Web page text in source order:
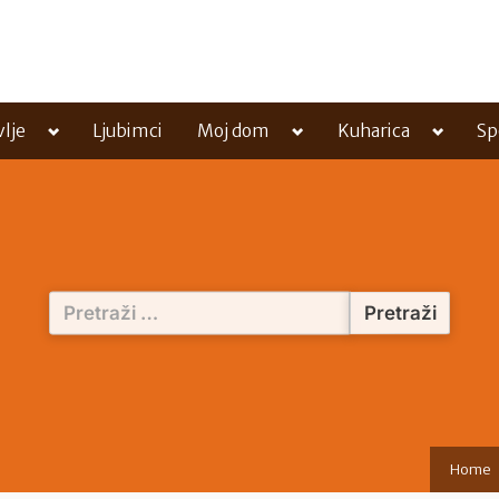
Toggle
menu
Ljubimci Moj dom
Toggle
menu
Kuharica
Toggle
menu
Pretraži:
Home